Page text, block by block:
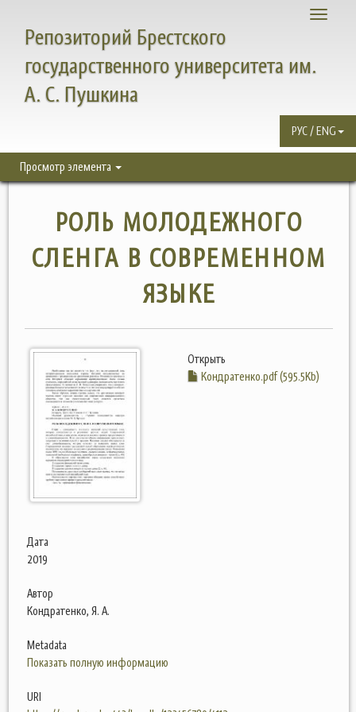
Toggle
Репозиторий Брестского
государственного университета им.
А. С. Пушкина
РУС / ENG
Просмотр элемента
РОЛЬ МОЛОДЕЖНОГО
СЛЕНГА В СОВРЕМЕННОМ
ЯЗЫКЕ
Открыть
Кондратенко.pdf (595.5Kb)
Дата
2019
Автор
Кондратенко, Я. А.
Metadata
Показать полную информацию
URI